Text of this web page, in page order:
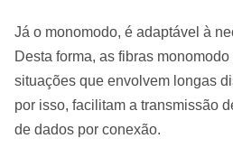
Já o monomodo, é adaptável à
Desta forma, as fibras
situações que envolvem longas
por isso, facilitam a transmissão
de dados por conexão.